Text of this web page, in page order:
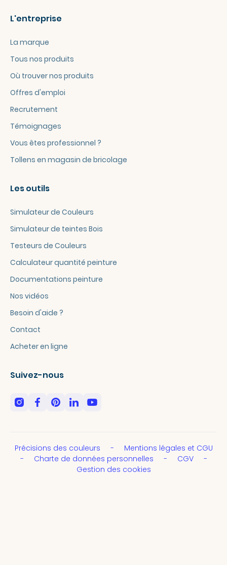
L'entreprise
La marque
Tous nos produits
Où trouver nos produits
Offres d'emploi
Recrutement
Témoignages
Vous êtes professionnel ?
Tollens en magasin de bricolage
Les outils
Simulateur de Couleurs
Simulateur de teintes Bois
Testeurs de Couleurs
Calculateur quantité peinture
Documentations peinture
Nos vidéos
Besoin d'aide ?
Contact
Acheter en ligne
Suivez-nous
Précisions des couleurs
Mentions légales et CGU
Charte de données personnelles
CGV
Gestion des cookies